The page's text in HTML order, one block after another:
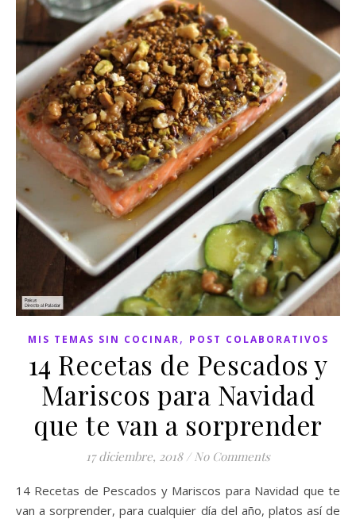
MIS TEMAS SIN COCINAR, POST COLABORATIVOS
14 Recetas de Pescados y
Mariscos para Navidad
que te van a sorprender
17 diciembre, 2018 / No Comments
14 Recetas de Pescados y Mariscos para Navidad que te
van a sorprender, para cualquier día del año, platos así de